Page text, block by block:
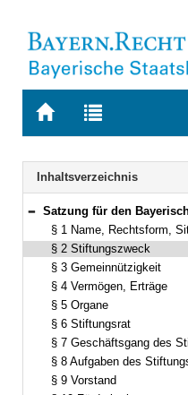
Zur
BAYERN.RECHT
Zur
letzten
Suche
Navigation
Inhaltsverzeichnis
Bereich reduzieren
Satzung für den Bayerischen Naturschutzfonds
§ 1 Name, Rechtsform,
§ 2 Stiftungszweck
§ 3 Gemeinnützigkeit
§ 4 Vermögen, Erträge
§ 5 Organe
§ 6 Stiftungsrat
§ 7 Geschäftsgang des
§ 8 Aufgaben des
§ 9 Vorstand